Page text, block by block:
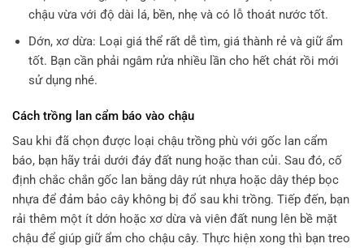
chậu vừa với độ dài lá, bền, nhẹ và có lỗ thoát nước tốt.
Dớn, xơ dừa: Loại giá thể rất dễ tìm, giá thành rẻ và giữ ẩm
tốt. Bạn cần phải ngâm rửa nhiều lần cho hết chát rồi mới
sử dụng nhé.
Cách trồng lan cẩm báo vào chậu
Sau khi đã chọn được loại chậu trồng phù với gốc lan cẩm
báo, bạn hãy trải dưới đáy đất nung hoặc than củi. Sau đó, cố
định chắc chắn gốc lan bằng dây rút nhựa hoặc dây thép bọc
nhựa để đảm bảo cây không bị đổ sau khi trồng. Tiếp đến, bạn
rải thêm một ít dớn hoặc xơ dừa và viên đất nung lên bề mặt
chậu để giúp giữ ẩm cho chậu cây. Thực hiện xong thì bạn treo